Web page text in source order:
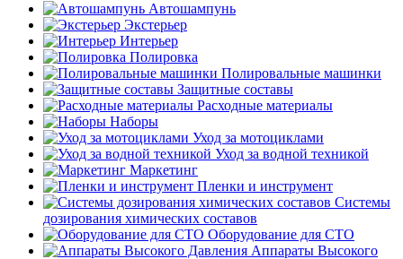
Автошампунь
Экстерьер
Интерьер
Полировка
Полировальные машинки
Защитные составы
Расходные материалы
Наборы
Уход за мотоциклами
Уход за водной техникой
Маркетинг
Пленки и инструмент
Системы
дозирования химических составов
Оборудование для СТО
Аппараты Высокого